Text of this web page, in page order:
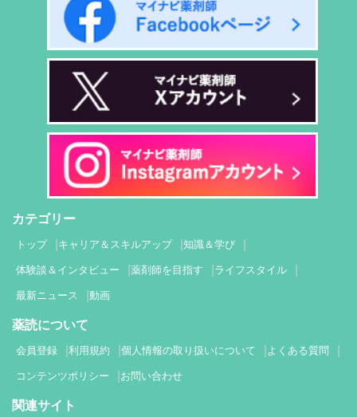
カテゴリー
トップ キャリア＆スキルアップ 知識＆学び
体験談＆インタビュー 薬剤師を目指す ライフスタイル
最新ニュース 動画
薬読について
会員登録 利用規約 個人情報の取り扱いについて よくある質問
コンテンツポリシー お問い合わせ
関連サイト